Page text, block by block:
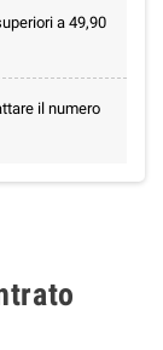
a 49,90
il numero